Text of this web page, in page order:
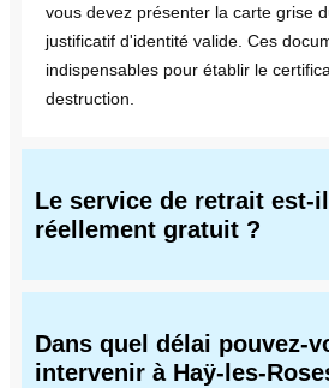
vous devez présenter la carte grise
justificatif d'identité valide. Ces
indispensables pour établir le
destruction.
Le service de retrait est-il
réellement gratuit ?
Dans quel délai pouvez-
intervenir à Haÿ-les-